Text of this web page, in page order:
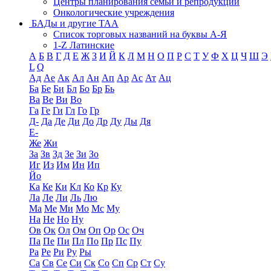
Онкологические учреждения
БАДы и другие ТАА
Список торговых названий на буквы А-Я
1-Z Латинские
А Б В Г Д Е Ж З И Й К Л М Н О П Р С Т У Ф Х Ц Ч Ш Э
L Q
Ад Ае Ак Ал Ан Ап Ар Ас Ат Ац
Ба Бе Би Бл Бо Бр Бь
Ва Ве Ви Во
Га Ге Ги Гл Го Гр
Д- Да Де Ди До Др Ду Ды Дя
Е-
Же Жи
За Зв Зд Зе Зи Зо
Иг Из Им Ин Ип
Йо
Ка Ке Ки Кл Ко Кр Ку
Ла Ле Ли Ль Лю
Ма Ме Ми Мо Мс Му
На Не Но Ну
Ов Ок Ол Ом Оп Ор Ос Оч
Па Пе Пи Пл По Пр Пс Пу
Ра Ре Ри Ру Ры
Са Св Се Си Ск Со Сп Ср Ст Су